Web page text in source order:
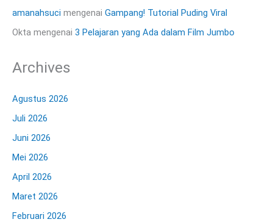
amanahsuci mengenai Gampang! Tutorial Puding Viral
Okta mengenai 3 Pelajaran yang Ada dalam Film Jumbo
Archives
Agustus 2026
Juli 2026
Juni 2026
Mei 2026
April 2026
Maret 2026
Februari 2026